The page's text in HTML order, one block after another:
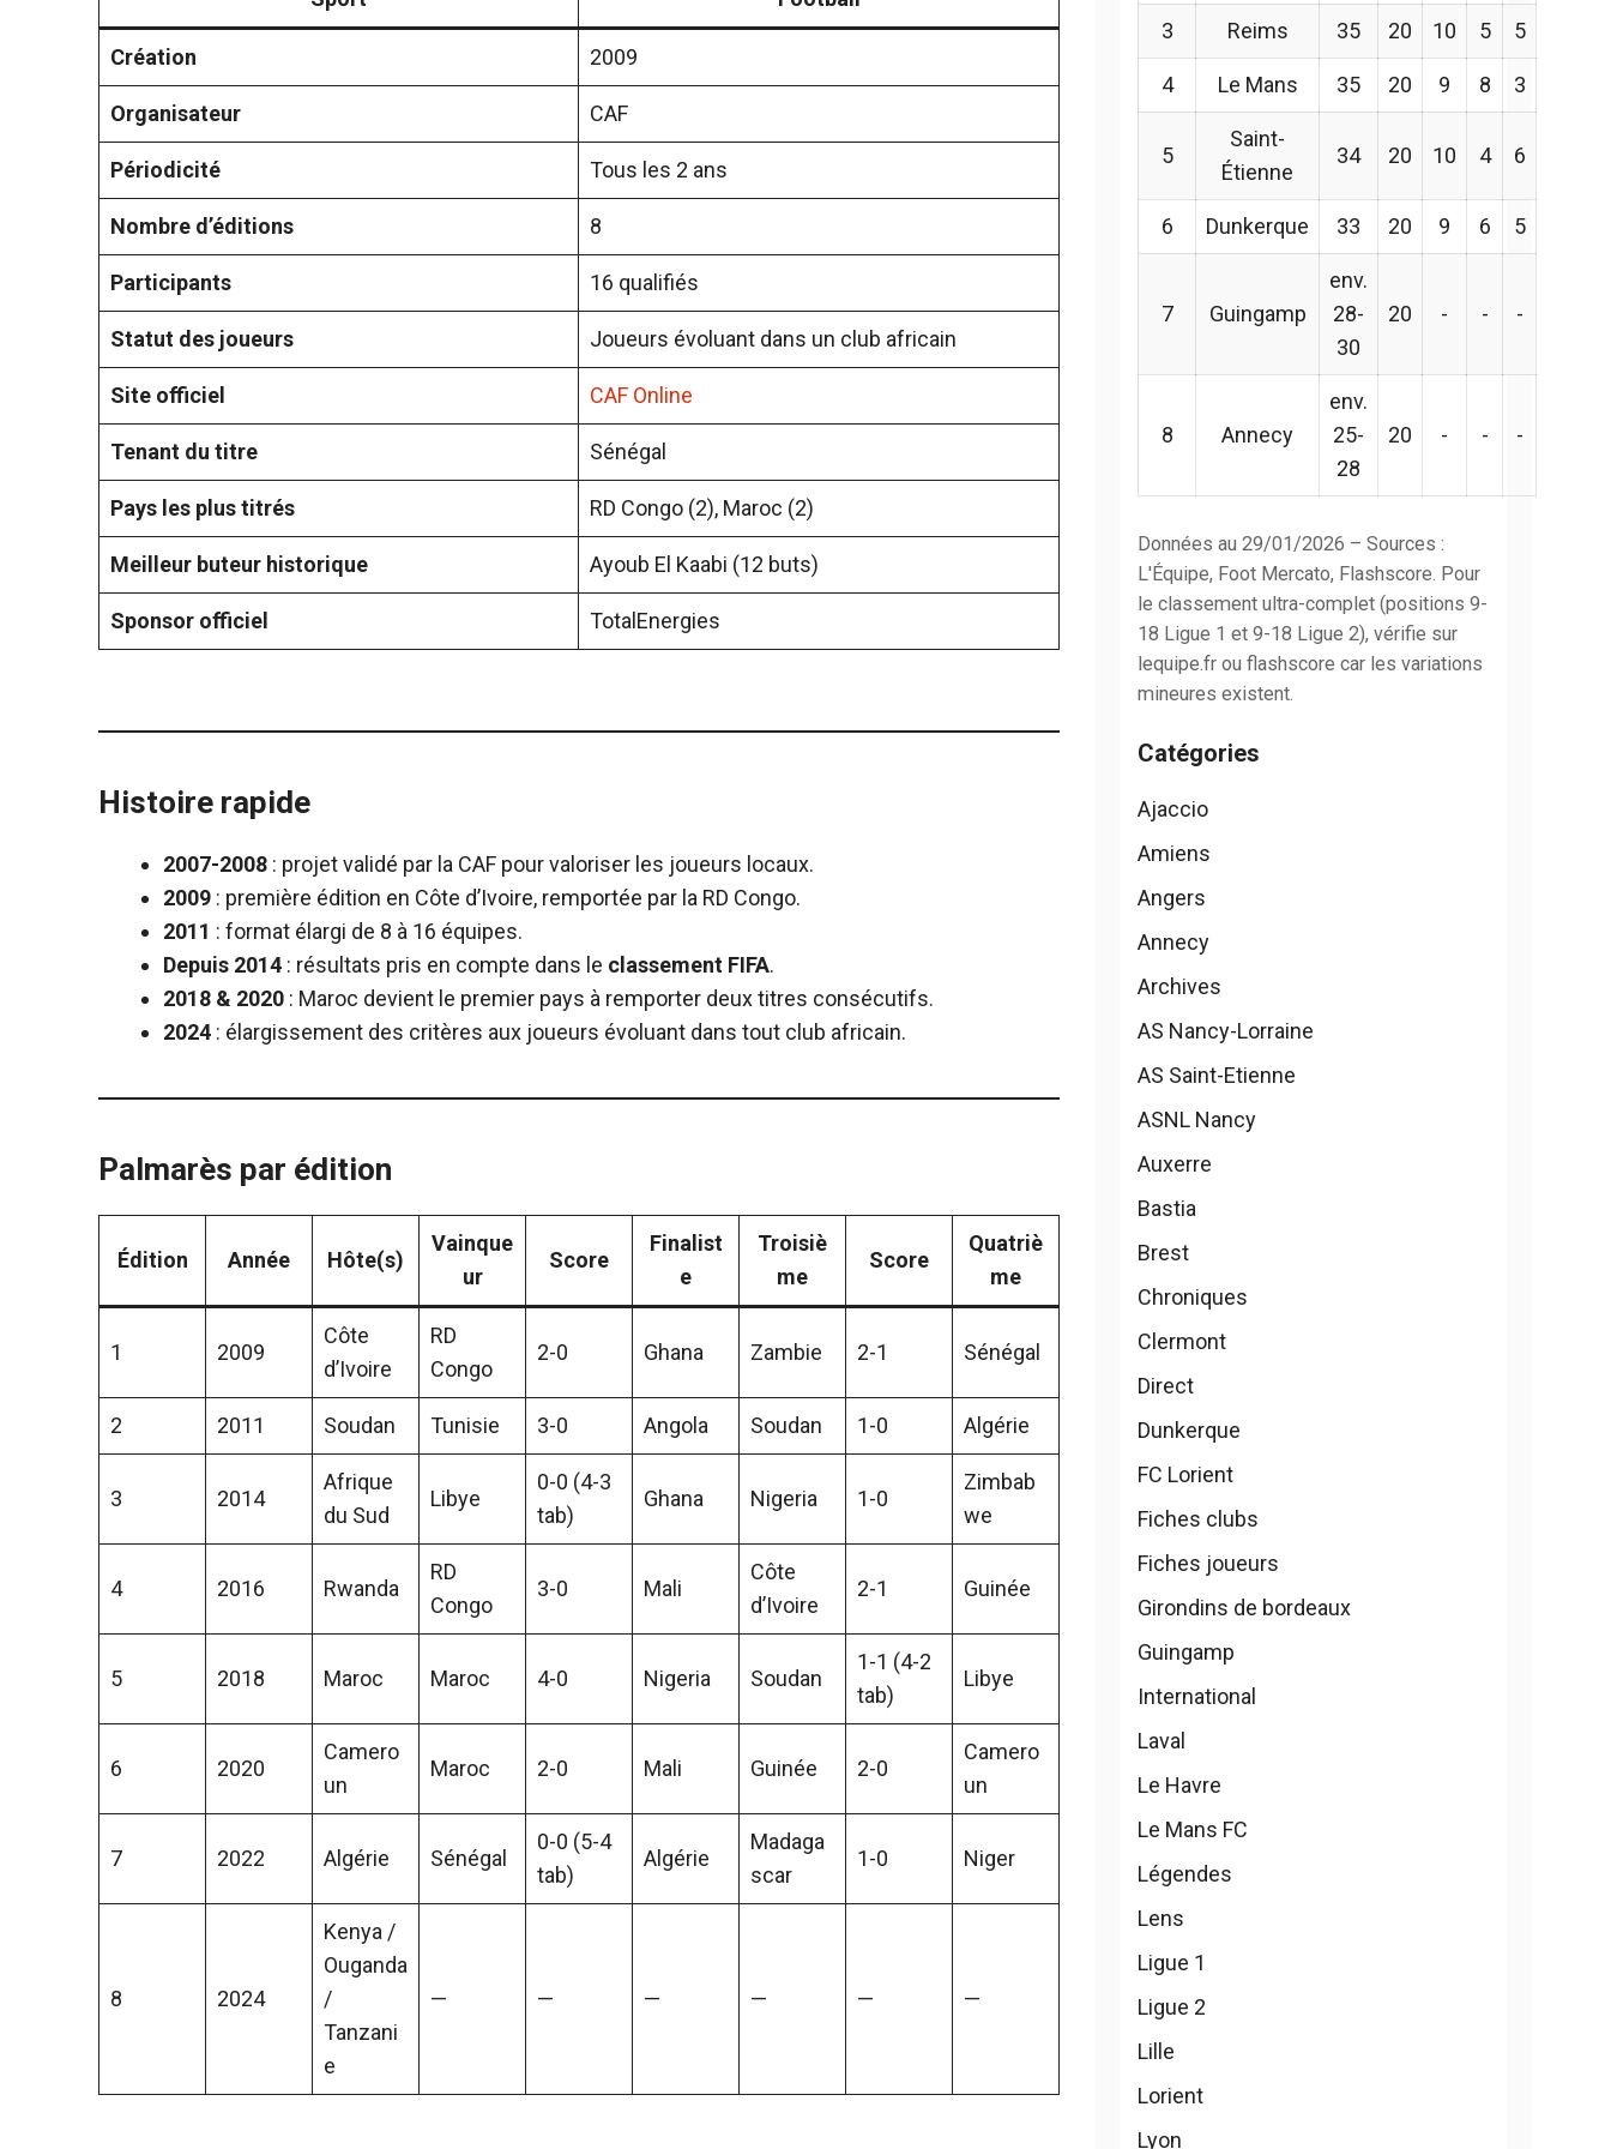
Création 2009
Organisateur CAF
Périodicité Tous les 2 ans
Nombre d’éditions 8
Participants 16 qualifiés
Statut des joueurs Joueurs évoluant dans un club africain
Site officiel CAF Online
Tenant du titre Sénégal
Pays les plus titrés RD Congo (2), Maroc (2)
Meilleur buteur historique Ayoub El Kaabi (12 buts)
Sponsor officiel TotalEnergies
Histoire rapide
2007-2008 : projet validé par la CAF pour valoriser les joueurs locaux.
2009 : première édition en Côte d’Ivoire, remportée par la RD Congo.
2011 : format élargi de 8 à 16 équipes.
Depuis 2014 : résultats pris en compte dans le classement FIFA.
2018 & 2020 : Maroc devient le premier pays à remporter deux titres consécutifs.
2024 : élargissement des critères aux joueurs évoluant dans tout club africain.
Palmarès par édition
Édition Année Hôte(s)
Vainque
ur
Score
Finalist
e
Troisiè
me
Score
Quatriè
me
1 2009
Côte
d’Ivoire
RD
Congo
2-0 Ghana Zambie 2-1 Sénégal
2 2011 Soudan Tunisie 3-0 Angola Soudan 1-0 Algérie
3 2014
Afrique
du Sud
Libye
0-0 (4-3
tab)
Ghana Nigeria 1-0
Zimbab
we
4 2016 Rwanda
RD
Congo
3-0 Mali
Côte
d’Ivoire
2-1 Guinée
5 2018 Maroc Maroc 4-0 Nigeria Soudan
1-1 (4-2
tab)
Libye
6 2020
Camero
un
Maroc 2-0 Mali Guinée 2-0
Camero
un
7 2022 Algérie Sénégal
0-0 (5-4
tab)
Algérie
Madaga
scar
1-0 Niger
8 2024
Kenya /
Ouganda
/
Tanzani
e
— — — — — —
3 Reims 35 20 10 5 5
4 Le Mans 35 20 9 8 3
5
Saint-
Étienne
34 20 10 4 6
6 Dunkerque 33 20 9 6 5
7 Guingamp
env.
28-
30
20 - - -
8 Annecy
env.
25-
28
20 - - -
Données au 29/01/2026 – Sources :
L'Équipe, Foot Mercato, Flashscore. Pour
le classement ultra-complet (positions 9-
18 Ligue 1 et 9-18 Ligue 2), vérifie sur
lequipe.fr ou flashscore car les variations
mineures existent.
Catégories
Ajaccio
Amiens
Angers
Annecy
Archives
AS Nancy-Lorraine
AS Saint-Etienne
ASNL Nancy
Auxerre
Bastia
Brest
Chroniques
Clermont
Direct
Dunkerque
FC Lorient
Fiches clubs
Fiches joueurs
Girondins de bordeaux
Guingamp
International
Laval
Le Havre
Le Mans FC
Légendes
Lens
Ligue 1
Ligue 2
Lille
Lorient
Lyon